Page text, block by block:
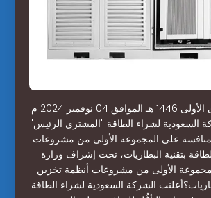
الرياض 02 جمادى الأولى 1446 هـ الموافق 04 نوفمبر 2024 م
السعودية لشراء الطاقة "المشتري الرئيس"
على المجموعة الأولى من مشروعات
بتقنية البطاريات، تحت إشراف وزارة
الأولى من مشروعات أنظمة تخزين
الشركة السعودية لشراء الطاقة